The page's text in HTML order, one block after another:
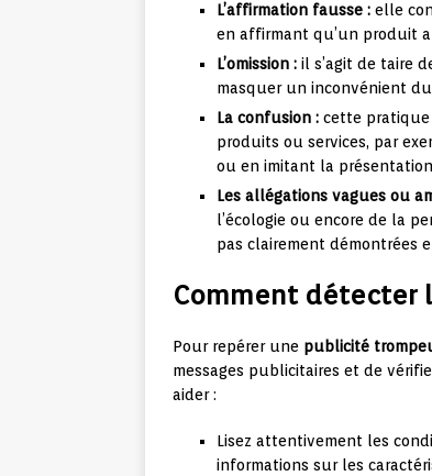
L’affirmation fausse : elle
en affirmant qu’un produit
L’omission : il s’agit de taire
masquer un inconvénient
La confusion : cette pratique
produits ou services, par
ou en imitant la
Les allégations vagues ou
l’écologie ou encore de la
pas clairement démontrées
Comment détecter
Pour repérer une publicité
messages publicitaires et de
aider :
Lisez attentivement les
informations sur les